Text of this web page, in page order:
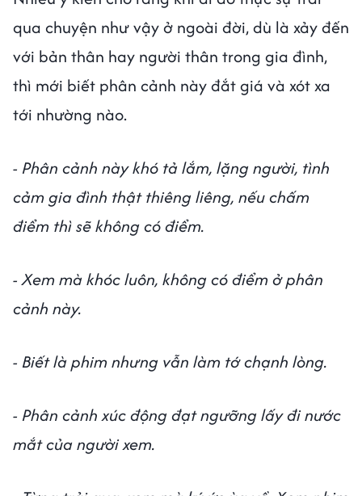
qua chuyện như vậy ở ngoài đời, dù là xảy đến
với bản thân hay người thân trong gia đình,
thì mới biết phân cảnh này đắt giá và xót xa
tới nhường nào.
- Phân cảnh này khó tả lắm, lặng người, tình
cảm gia đình thật thiêng liêng, nếu chấm
điểm thì sẽ không có điểm.
- Xem mà khóc luôn, không có điểm ở phân
cảnh này.
- Biết là phim nhưng vẫn làm tớ chạnh lòng.
- Phân cảnh xúc động đạt ngưỡng lấy đi nước
mắt của người xem.